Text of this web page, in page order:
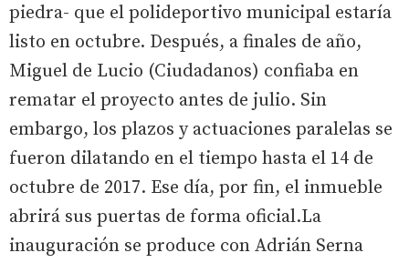
piedra- que el polideportivo municipal estaría
listo en octubre. Después, a finales de año,
Miguel de Lucio (Ciudadanos) confiaba en
rematar el proyecto antes de julio. Sin
embargo, los plazos y actuaciones paralelas se
fueron dilatando en el tiempo hasta el 14 de
octubre de 2017. Ese día, por fin, el inmueble
abrirá sus puertas de forma oficial.La
inauguración se produce con Adrián Serna